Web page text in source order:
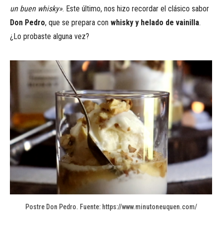
un buen whisky». Este último, nos hizo recordar el clásico sabor
Don Pedro, que se prepara con whisky y helado de vainilla.
¿Lo probaste alguna vez?
Postre Don Pedro. Fuente: https://www.minutoneuquen.com/